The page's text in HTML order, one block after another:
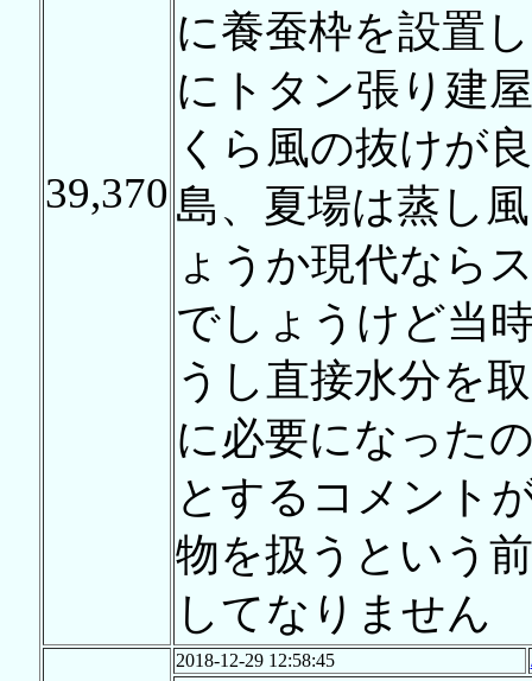
39,370
に養蚕枠を設置
にトタン張り建
くら風の抜けが
島、夏場は蒸し
ょうか現代なら
でしょうけど当
うし直接水分を
に必要になった
とするコメント
物を扱うという
してなりません
2018-12-29 12:58:45